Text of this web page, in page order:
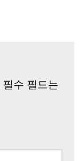
필수 필드는